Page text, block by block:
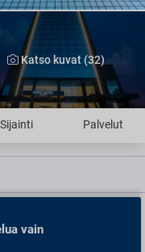
Katso kuvat (32)
Sijainti Palvelut
vain